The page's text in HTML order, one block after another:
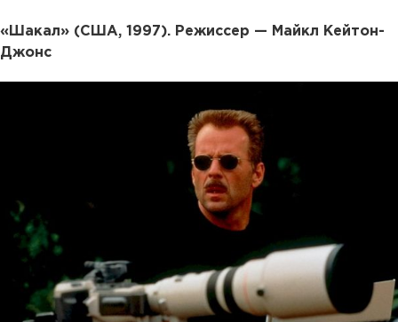
«Шакал» (США, 1997). Режиссер — Майкл Кейтон-
Джонс